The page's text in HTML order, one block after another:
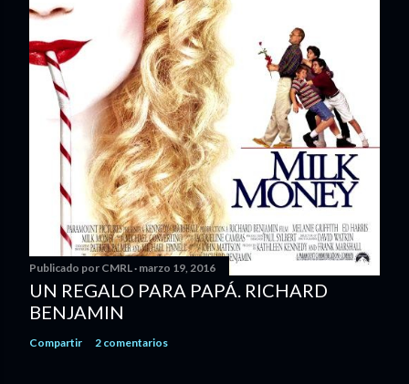
Publicado por CMRL marzo 19, 2016
UN REGALO PARA PAPÁ. RICHARD
BENJAMIN
Compartir 2 comentarios